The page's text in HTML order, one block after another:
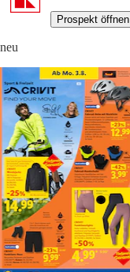
Prospekt öffnen
neu